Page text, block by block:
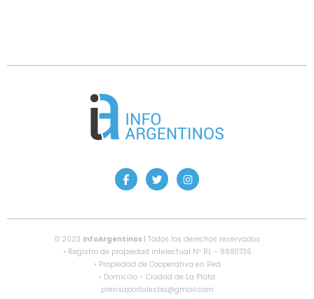
© 2023 InfoArgentinos | Todos los derechos reservados
• Registro de propiedad intelectual Nº RL - 88811736
• Propiedad de Cooperativa en Red
• Domicilio - Ciudad de La Plata
prensaportalesba@gmail.com